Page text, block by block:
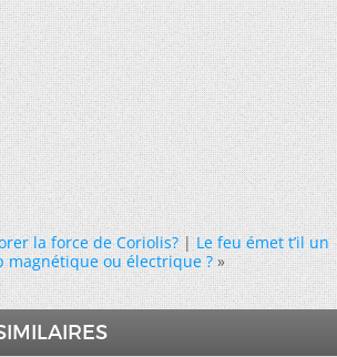
la force de Coriolis?|Le feu émet t’il un
magnétique ou électrique ? »